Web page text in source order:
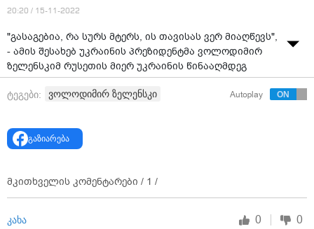
20:20 / 15-11-2022
"გასაგებია, რა სურს მტერს, ის თავისას ვერ მიაღწევს",
- ამის შესახებ უკრაინის პრეზიდენტმა ვოლოდიმირ
ზელენსკიმ რუსეთის მიერ უკრაინის წინააღმდეგ
მასიური სარაკეტო თავდასხმის საპასუხოდ
გავრცელებულ ვიდეომიმართვაში განაცხადა.
გასროლილი რაკეტების უმეტესობა ენერგეტიკული
ინფრასტრუქტურის ობიექტების წინააღმდეგაა.
პრეზიდენტმა აღნიშნა, რომ ქვეყანაში კიდევ 20
სარაკეტო დარტყმაა მოსალოდნელი.
„ამიტომ ძალიან გთხოვთ: თავს გაუფრთხილდით და
ტეგები: ვოლოდიმირ ზელენსკი Autoplay
გაზიარება
მკითხველის კომენტარები / 1 /
კახა 0 0